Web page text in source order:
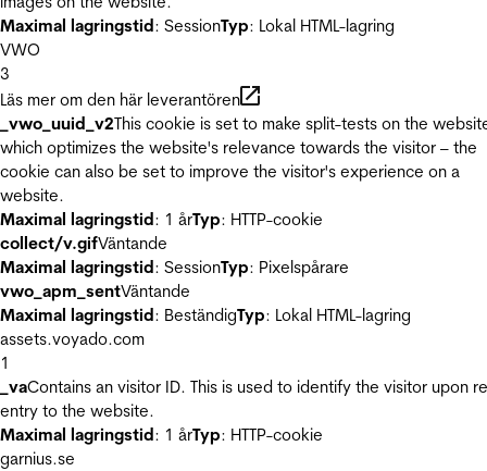
Maximal lagringstid: SessionTyp: Lokal HTML-lagring
VWO
3
Läs mer om den här leverantören
_vwo_uuid_v2This cookie is set to make split-tests on the
which optimizes the website's relevance towards the visitor – the
cookie can also be set to improve the visitor's experience on a
website.
Maximal lagringstid: 1 årTyp: HTTP-cookie
collect/v.gifVäntande
Maximal lagringstid: SessionTyp: Pixelspårare
vwo_apm_sentVäntande
Maximal lagringstid: BeständigTyp: Lokal HTML-lagring
assets.voyado.com
1
_vaContains an visitor ID. This is used to identify the visitor upon
entry to the website.
Maximal lagringstid: 1 årTyp: HTTP-cookie
garnius.se